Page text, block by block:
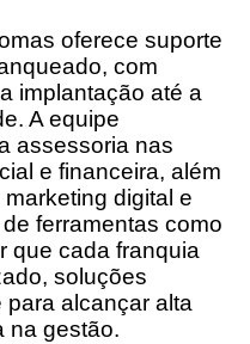
oferece suporte
com
implantação até a
A equipe
assessoria nas
e financeira, além
digital e
ferramentas como
que cada franquia
soluções
para alcançar alta
na gestão.